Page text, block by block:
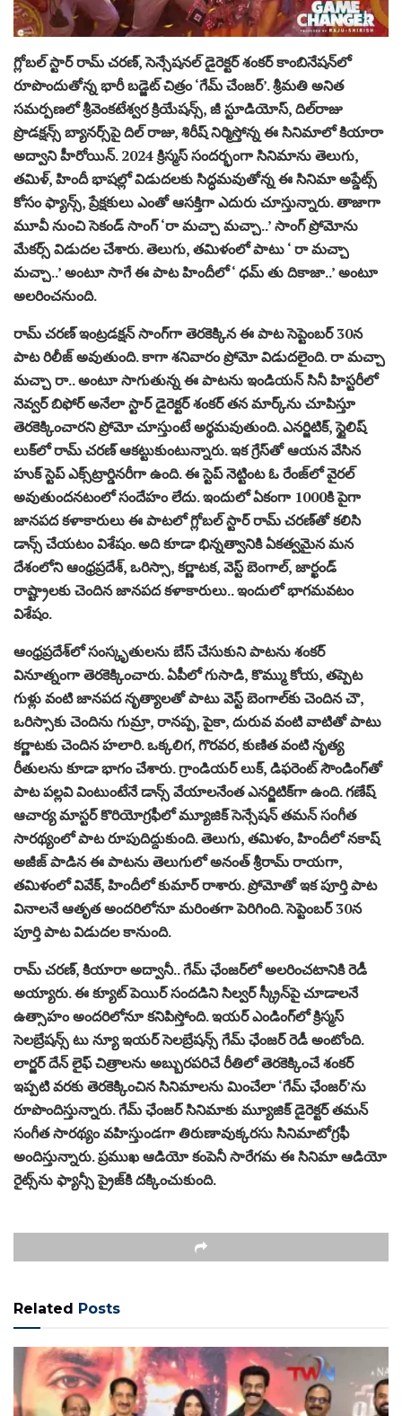
గ్లోబల్ స్టార్ రామ్ చరణ్, సెన్సేషనల్ డైరెక్టర్ శంకర్ కాంబినేషన్‌లో
రూపొందుతోన్న భారీ బడ్జెట్ చిత్రం ‘గేమ్ చేంజర్’. శ్రీమ‌తి అనిత
స‌మ‌ర్ప‌ణ‌లో శ్రీవెంకటేశ్వర క్రియేషన్స్, జీ స్టూడియోస్, దిల్‌రాజు
ప్రొడ‌క్ష‌న్స్‌ బ్యానర్స్‌పై దిల్ రాజు, శిరీష్ నిర్మిస్తోన్న ఈ సినిమాలో కియారా
అద్వాని హీరోయిన్‌. 2024 క్రిస్మస్ సందర్భంగా సినిమాను తెలుగు,
తమిళ్, హిందీ భాషల్లో విడుదలకు సిద్ధ‌మ‌వుతోన్న ఈ సినిమా అప్డేట్స్
కోసం ఫ్యాన్స్‌, ప్రేక్ష‌కులు ఎంతో ఆస‌క్తిగా ఎదురు చూస్తున్నారు. తాజాగా
మూవీ నుంచి సెకండ్ సాంగ్ ‘రా మ‌చ్చా మ‌చ్చా..’ సాంగ్ ప్రోమోను
మేకర్స్ విడుద‌ల చేశారు. తెలుగు, తమిళంలో పాటు ‘ రా మచ్చా
మచ్చా..’ అంటూ సాగే ఈ పాట హిందీలో ‘ ధమ్ తు దికాజా..’ అంటూ
అలరించనుంది.
రామ్ చ‌ర‌ణ్ ఇంట్ర‌డ‌క్ష‌న్ సాంగ్‌గా తెర‌కెక్కిన ఈ పాట సెప్టెంబర్ 30న
పాట రిలీజ్ అవుతుంది. కాగా శ‌నివారం ప్రోమో విడుద‌లైంది. రా మ‌చ్చా
మ‌చ్చా రా.. అంటూ సాగుతున్న ఈ పాటను ఇండియ‌న్ సినీ హిస్ట‌రీలో
నెవ్వ‌ర్ బిఫోర్ అనేలా స్టార్ డైరెక్ట‌ర్ శంక‌ర్ త‌న మార్క్‌ను చూపిస్తూ
తెర‌కెక్కించారని ప్రోమో చూస్తుంటే అర్థ‌మ‌వుతుంది. ఎన‌ర్జిటిక్‌, స్టైలిష్
లుక్‌లో రామ్ చ‌ర‌ణ్ ఆక‌ట్టుకుంటున్నారు. ఇక గ్రేస్‌తో ఆయ‌న వేసిన
హుక్ స్టెప్ ఎక్స్‌ట్రార్డిన‌రీగా ఉంది. ఈ స్టెప్ నెట్టింట ఓ రేంజ్‌లో వైర‌ల్
అవుతుంద‌న‌టంలో సందేహం లేదు. ఇందులో ఏకంగా 1000కి పైగా
జాన‌ప‌ద క‌ళాకారులు ఈ పాట‌లో గ్లోబ‌ల్ స్టార్ రామ్ చ‌ర‌ణ్‌తో క‌లిసి
డాన్స్ చేయటం విశేషం. అది కూడా భిన్న‌త్వానికి ఏక‌త్వమైన మ‌న
దేశంలోని ఆంధ్ర‌ప్ర‌దేశ్‌, ఒరిస్సా, క‌ర్ణాట‌క‌, వెస్ట్ బెంగాల్‌, జార్ఖండ్
రాష్ట్రాల‌కు చెందిన జాన‌ప‌ద క‌ళాకారులు.. ఇందులో భాగ‌మ‌వ‌టం
విశేషం.
ఆంధ్ర‌ప్ర‌దేశ్‌లో సంస్కృతుల‌ను బేస్ చేసుకుని పాట‌ను శంక‌ర్
వినూత్నంగా తెర‌కెక్కించారు. ఏపీలో గుసాడి, కొమ్ము కోయ‌, త‌ప్పెట
గుళ్లు వంటి జాన‌ప‌ద నృత్యాల‌తో పాటు వెస్ట్ బెంగాల్‌కు చెందిన చౌ,
ఒరిస్సాకు చెందిను గుమ్రా, రాన‌ప్ప‌, పైకా, దురువ వంటి వాటితో పాటు
క‌ర్ణాట‌కు చెందిన హ‌లారి. ఒక్క‌లిగ‌, గొర‌వ‌ర‌, కుణిత వంటి నృత్య
రీతుల‌ను కూడా భాగం చేశారు. గ్రాండియ‌ర్ లుక్‌, డిఫ‌రెంట్ సౌండింగ్‌తో
పాట ప‌ల్ల‌వి వింటుంటేనే డాన్స్ వేయాల‌నేంత ఎనర్జిటిక్‌గా ఉంది. గ‌ణేష్
ఆచార్య మాస్ట‌ర్ కొరియోగ్ర‌ఫీలో మ్యూజిక్ సెన్సేష‌న్ త‌మ‌న్ సంగీత
సారథ్యంలో పాట రూపుదిద్దుకుంది. తెలుగు, తమిళం, హిందీలో న‌కాష్
అజీజ్ పాడిన ఈ పాటను తెలుగులో అనంత్ శ్రీరామ్ రాయగా,
తమిళంలో వివేక్, హిందీలో కుమార్ రాశారు. ప్రోమోతో ఇక పూర్తి పాట
వినాల‌నే ఆతృత అంద‌రిలోనూ మ‌రింత‌గా పెరిగింది. సెప్టెంబ‌ర్ 30న
పూర్తి పాట విడుద‌ల కానుంది.
రామ్ చ‌ర‌ణ్‌, కియారా అద్వానీ.. గేమ్ ఛేంజ‌ర్‌లో అల‌రించ‌టానికి రెడీ
అయ్యారు. ఈ క్యూట్ పెయిర్ సంద‌డిని సిల్వ‌ర్ స్క్రీన్‌పై చూడాల‌నే
ఉత్సాహం అంద‌రిలోనూ క‌నిపిస్తోంది. ఇయ‌ర్ ఎండింగ్‌లో క్రిస్మ‌స్
సెల‌బ్రేష‌న్స్ టు న్యూ ఇయ‌ర్ సెల‌బ్రేష‌న్స్ గేమ్ ఛేంజ‌ర్ రెడీ అంటోంది.
లార్జ‌ర్ దేన్ లైఫ్ చిత్రాల‌ను అబ్బుర‌ప‌రిచే రీతిలో తెర‌కెక్కించే శంకర్
ఇప్ప‌టి వ‌ర‌కు తెర‌కెక్కించిన సినిమాల‌ను మించేలా ‘గేమ్ ఛేంజ‌ర్‌’ను
రూపొందిస్తున్నారు. గేమ్ ఛేంజర్ సినిమాకు మ్యూజిక్ డైరెక్టర్ తమన్
సంగీత సారథ్యం వహిస్తుండ‌గా తిరుణావుక్క‌ర‌సు సినిమాటోగ్ర‌ఫీ
అందిస్తున్నారు. ప్రముఖ ఆడియో కంపెనీ సారేగమ ఈ సినిమా ఆడియో
రైట్స్‌ను ఫ్యాన్సీ ప్రైజ్‌కి దక్కించుకుంది.
Related Posts